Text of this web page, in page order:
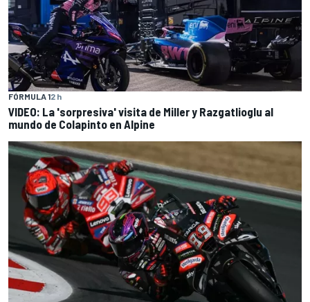
FÓRMULA 12 h
VIDEO: La 'sorpresiva' visita de Miller y Razgatlioglu al
mundo de Colapinto en Alpine